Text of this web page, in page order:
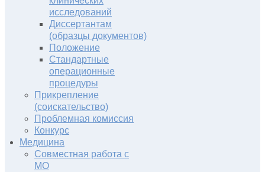
исследований
Диссертантам
(образцы документов)
Положение
Стандартные
операционные
процедуры
Прикрепление
(соискательство)
Проблемная комиссия
Конкурс
Медицина
Совместная работа с
МО